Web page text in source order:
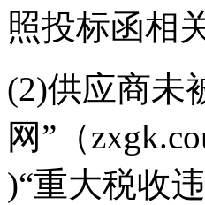
照投标函相
(2)供应商未
网”（
)“重大税收